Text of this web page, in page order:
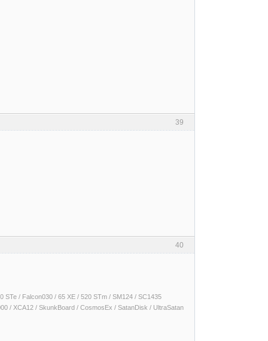
39
40
STe / Falcon030 / 65 XE / 520 STm / SM124 / SC1435
/ XCA12 / SkunkBoard / CosmosEx / SatanDisk / UltraSatan